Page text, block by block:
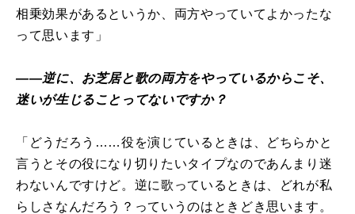
相乗効果があるというか、両方やっていてよかったな
って思います」
――逆に、お芝居と歌の両方をやっているからこそ、
迷いが生じることってないですか？
「どうだろう……役を演じているときは、どちらかと
言うとその役になり切りたいタイプなのであんまり迷
わないんですけど。逆に歌っているときは、どれが私
らしさなんだろう？っていうのはときどき思います。